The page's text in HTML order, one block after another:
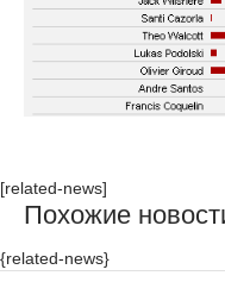
[related-news]
Похожие
{related-news}